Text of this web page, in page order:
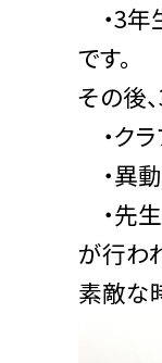
・3年
です。
その後
・ク
・異
・先
が行わ
素敵な